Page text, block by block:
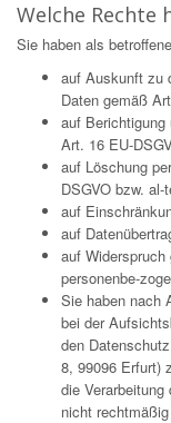
Welche Rechte
Sie haben als
auf Auskunft zu
Daten gemäß
auf Berichtigung
Art. 16 EU-
auf Löschung
DSGVO bzw. al-
auf
auf
auf Widerspruch
personenbe-
Sie haben nach
bei der
den
8, 99096 Erfurt)
die Verarbeitung
nicht